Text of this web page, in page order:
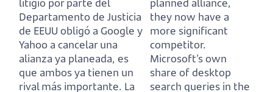
litigio por parte del
Departamento de Justicia
de EEUU obligó a Google y
Yahoo a cancelar una
alianza ya planeada, es
que ambos ya tienen un
rival más importante. La
planned alliance,
they now have a
more significant
competitor.
Microsoft’s own
share of desktop
search queries in the